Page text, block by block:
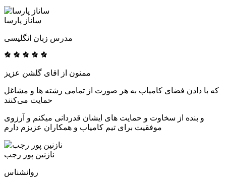
ساناز پارسا
مدرس زبان انگلیسی
که با دادن فضای کامیاب به هر صورت از تمامی رشته ها و مشاغل
حمایت می‌کنند
و بنده از سخاوت و حمایت های ایشان قدردانی میکنم و آرزوی
موفقیت برای تیم کامیاب و همکاران عزیزم دارم
نازنین پور رجب
روانشناس